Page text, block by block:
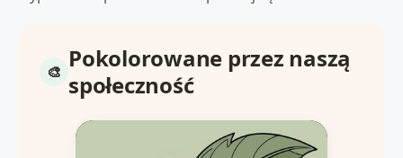
Pokolorowane przez naszą
społeczność